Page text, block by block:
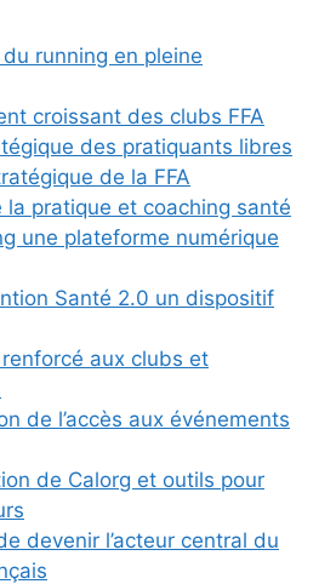
running en pleine
croissant des clubs FFA
des pratiquants libres
de la FFA
la pratique et coaching santé
une plateforme numérique
Santé 2.0 un dispositif
aux clubs et
de l’accès aux événements
de Calorg et outils pour
devenir l’acteur central du